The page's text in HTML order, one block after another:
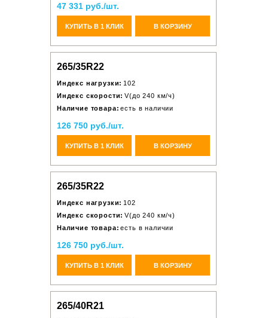
47 331 руб./шт.
КУПИТЬ В 1 КЛИК В КОРЗИНУ
265/35R22
Индекс нагрузки: 102
Индекс скорости: V(до 240 км/ч)
Наличие товара: есть в наличии
126 750 руб./шт.
КУПИТЬ В 1 КЛИК В КОРЗИНУ
265/35R22
Индекс нагрузки: 102
Индекс скорости: V(до 240 км/ч)
Наличие товара: есть в наличии
126 750 руб./шт.
КУПИТЬ В 1 КЛИК В КОРЗИНУ
265/40R21